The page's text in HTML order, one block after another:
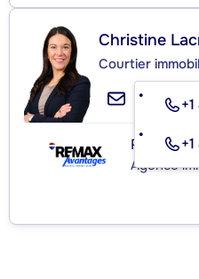
Christine
Courtier
RE/MAX
Agence